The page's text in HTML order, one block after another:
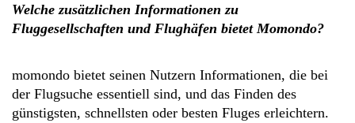
Welche zusätzlichen Informationen zu
Fluggesellschaften und Flughäfen bietet Momondo?
momondo bietet seinen Nutzern Informationen, die bei
der Flugsuche essentiell sind, und das Finden des
günstigsten, schnellsten oder besten Fluges erleichtern.